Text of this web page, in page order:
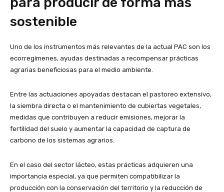
sostenible
Uno de los instrumentos más relevantes de la actual PAC son los
ecorregímenes, ayudas destinadas a recompensar prácticas
agrarias beneficiosas para el medio ambiente.
Entre las actuaciones apoyadas destacan el pastoreo extensivo,
la siembra directa o el mantenimiento de cubiertas vegetales,
medidas que contribuyen a reducir emisiones, mejorar la
fertilidad del suelo y aumentar la capacidad de captura de
carbono de los sistemas agrarios.
En el caso del sector lácteo, estas prácticas adquieren una
importancia especial, ya que permiten compatibilizar la
producción con la conservación del territorio y la reducción de